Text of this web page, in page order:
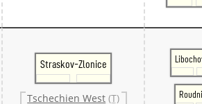
Straskov-Zlonice
Tschechien West (T)